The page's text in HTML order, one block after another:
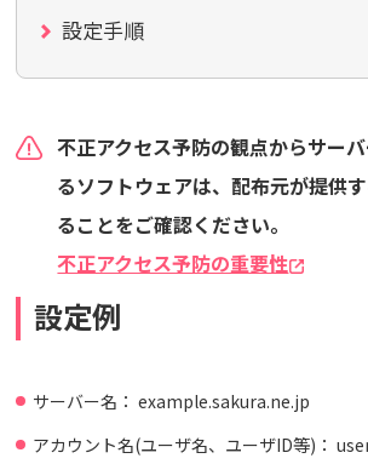
設定手順
不正アクセス予防の観点からサー
るソフトウェアは、配布元が提供
ることをご確認ください。
不正アクセス予防の重要性
設定例
サーバー名： example.sakura.ne.jp
アカウント名(ユーザ名、ユーザID等)：